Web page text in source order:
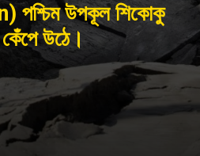
পশ্চিম উপকূল শিকোকু
কেঁপে উঠে।